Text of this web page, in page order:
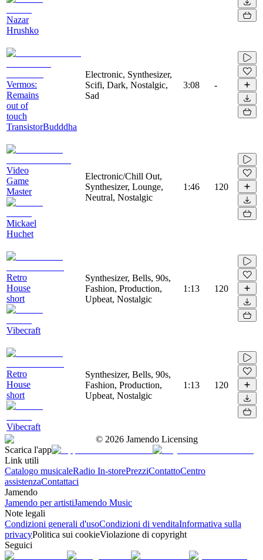
Nazar
Hrushko
Vermos:
Remains
out of
touch
TransistorBudddha
Electronic, Synthesizer,
Scifi, Dark, Nostalgic,
Sad
3:08 -
Video
Game
Master
Mickael
Huchet
Electronic/Chill Out,
Synthesizer, Lounge,
Neutral, Nostalgic
1:46 120
Retro
House
short
Vibecraft
Synthesizer, Bells, 90s,
Fashion, Production,
Upbeat, Nostalgic
1:13 120
Retro
House
short
Vibecraft
Synthesizer, Bells, 90s,
Fashion, Production,
Upbeat, Nostalgic
1:13 120
© 2026 Jamendo Licensing
Scarica l'app
Link utili
Catalogo musicaleRadio In-storePrezziContattoCentro
assistenzaContattaci
Jamendo
Jamendo per artistiJamendo Music
Note legali
Condizioni generali d'usoCondizioni di venditaInformativa sulla
privacyPolitica sui cookieViolazione di copyright
Seguici